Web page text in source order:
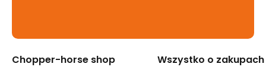
Chopper-horse shop Wszystko o zakupach